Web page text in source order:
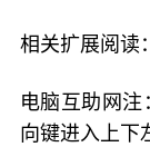
相关扩展阅读
电脑互助网
向键进入上下